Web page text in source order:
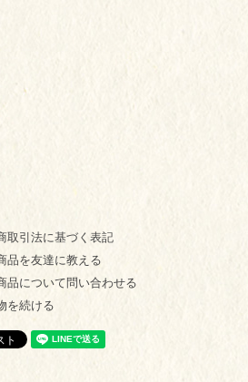
取引法に基づく表記
品を友達に教える
品について問い合わせる
を続ける